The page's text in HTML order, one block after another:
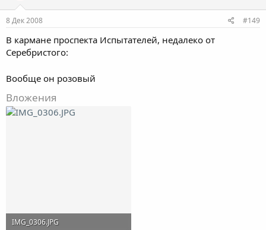
8 Дек 2008 #149
В кармане проспекта Испытателей, недалеко от
Серебристого:
Вообще он розовый
Вложения
IMG_0306.JPG